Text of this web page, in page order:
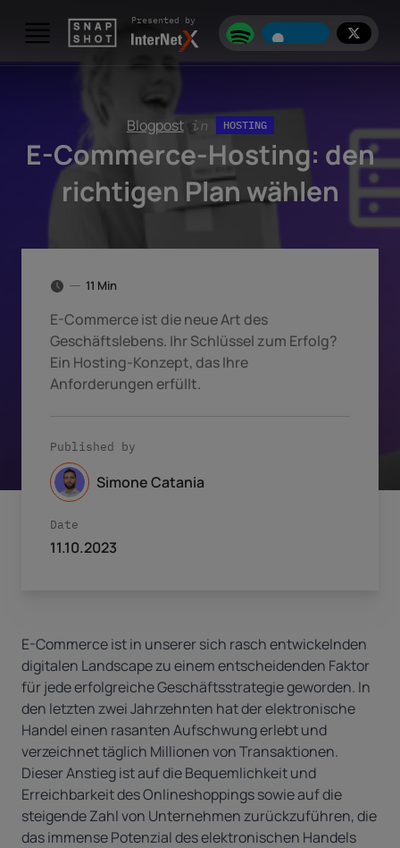
Presented by
Blogpost in HOSTING
E-Commerce-Hosting: den
richtigen Plan wählen
11 Min
E-Commerce ist die neue Art des
Geschäftslebens. Ihr Schlüssel zum Erfolg?
Ein Hosting-Konzept, das Ihre
Anforderungen erfüllt.
Published by
Simone Catania
Date
11.10.2023
E-Commerce ist in unserer sich rasch entwickelnden
digitalen Landscape zu einem entscheidenden Faktor
für jede erfolgreiche Geschäftsstrategie geworden. In
den letzten zwei Jahrzehnten hat der elektronische
Handel einen rasanten Aufschwung erlebt und
verzeichnet täglich Millionen von Transaktionen.
Dieser Anstieg ist auf die Bequemlichkeit und
Erreichbarkeit des Onlineshoppings sowie auf die
steigende Zahl von Unternehmen zurückzuführen, die
das immense Potenzial des elektronischen Handels